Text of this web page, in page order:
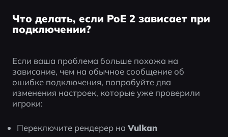
Что делать, если PoE 2 зависает при
подключении?
Если ваша проблема больше похожа на
зависание, чем на обычное сообщение об
ошибке подключения, попробуйте два
изменения настроек, которые уже проверили
игроки:
Переключите рендерер на Vulkan